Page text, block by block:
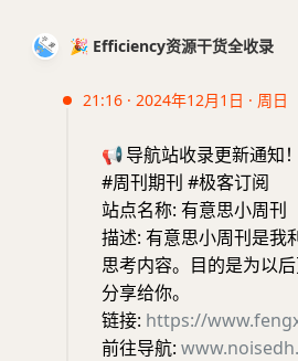
🎉 Efficiency资源干货全收录
21:16 · 2024年12月1日 · 周日
📢导航站收录更新通知！
#周刊期刊 #极客订阅
站点名称: 有意思小周刊
描述: 有意思小周刊是我
思考内容。目的是为以
分享给你。
链接: https://
前往导航: